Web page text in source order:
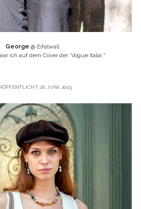
George @ Eifelwall
ich auf dem Cover der ´Vogue Italia‘.“
16. JUNI 2023